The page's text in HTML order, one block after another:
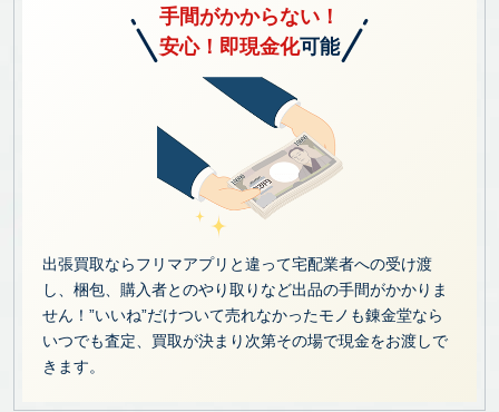
手間がかからない！
安心！即現金化可能
出張買取ならフリマアプリと違って宅配業者への受け渡
し、梱包、購入者とのやり取りなど出品の手間がかかりま
せん！”いいね”だけついて売れなかったモノも錬金堂なら
いつでも査定、買取が決まり次第その場で現金をお渡しで
きます。